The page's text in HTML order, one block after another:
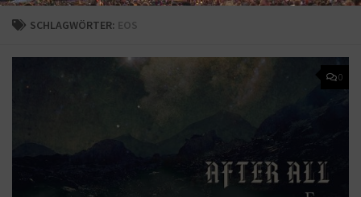
SCHLAGWÖRTER: EOS
0